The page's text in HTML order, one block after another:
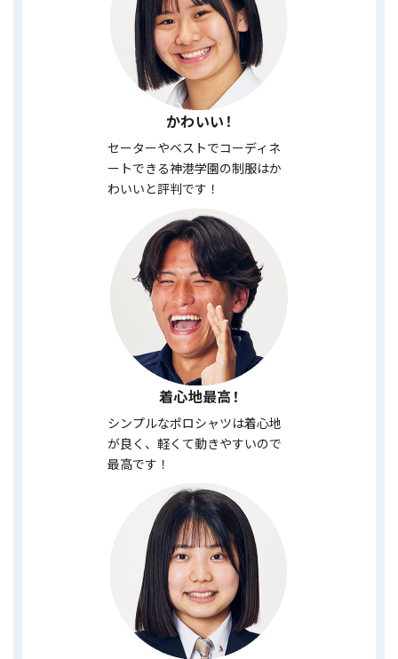
かわいい！
セーターやベストでコーディネ
ートできる神港学園の制服はか
わいいと評判です！
着心地最高！
シンプルなポロシャツは着心地
が良く、軽くて動きやすいので
最高です！